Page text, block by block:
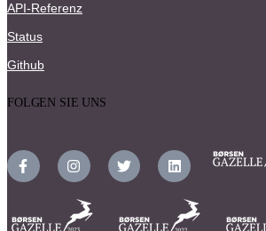
API-Referenz
Status
Github
FOLGEN SIE UNS